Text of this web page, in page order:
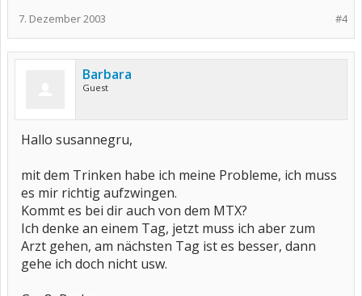
#4
7. Dezember 2003
Barbara
Guest
Hallo susannegru,
mit dem Trinken habe ich meine Probleme, ich muss
es mir richtig aufzwingen.
Kommt es bei dir auch von dem MTX?
Ich denke an einem Tag, jetzt muss ich aber zum
Arzt gehen, am nächsten Tag ist es besser, dann
gehe ich doch nicht usw.